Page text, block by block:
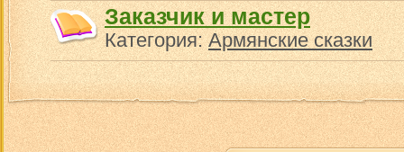
Заказчик и мастер
Категория:Армянские сказки